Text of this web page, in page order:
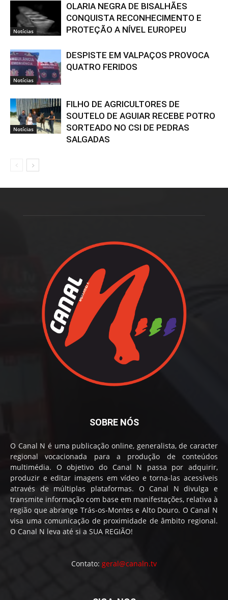
Notícias
OLARIA NEGRA DE BISALHÃES
CONQUISTA RECONHECIMENTO E
PROTEÇÃO A NÍVEL EUROPEU
Notícias
DESPISTE EM VALPAÇOS PROVOCA
QUATRO FERIDOS
Notícias
FILHO DE AGRICULTORES DE
SOUTELO DE AGUIAR RECEBE POTRO
SORTEADO NO CSI DE PEDRAS
SALGADAS
SOBRE NÓS
O Canal N é uma publicação online, generalista, de caracter
regional vocacionada para a produção de conteúdos
multimédia. O objetivo do Canal N passa por adquirir,
produzir e editar imagens em vídeo e torna-las acessíveis
através de múltiplas plataformas. O Canal N divulga e
transmite informação com base em manifestações, relativa à
região que abrange Trás-os-Montes e Alto Douro. O Canal N
visa uma comunicação de proximidade de âmbito regional.
O Canal N leva até si a SUA REGIÃO!
Contato: geral@canaln.tv